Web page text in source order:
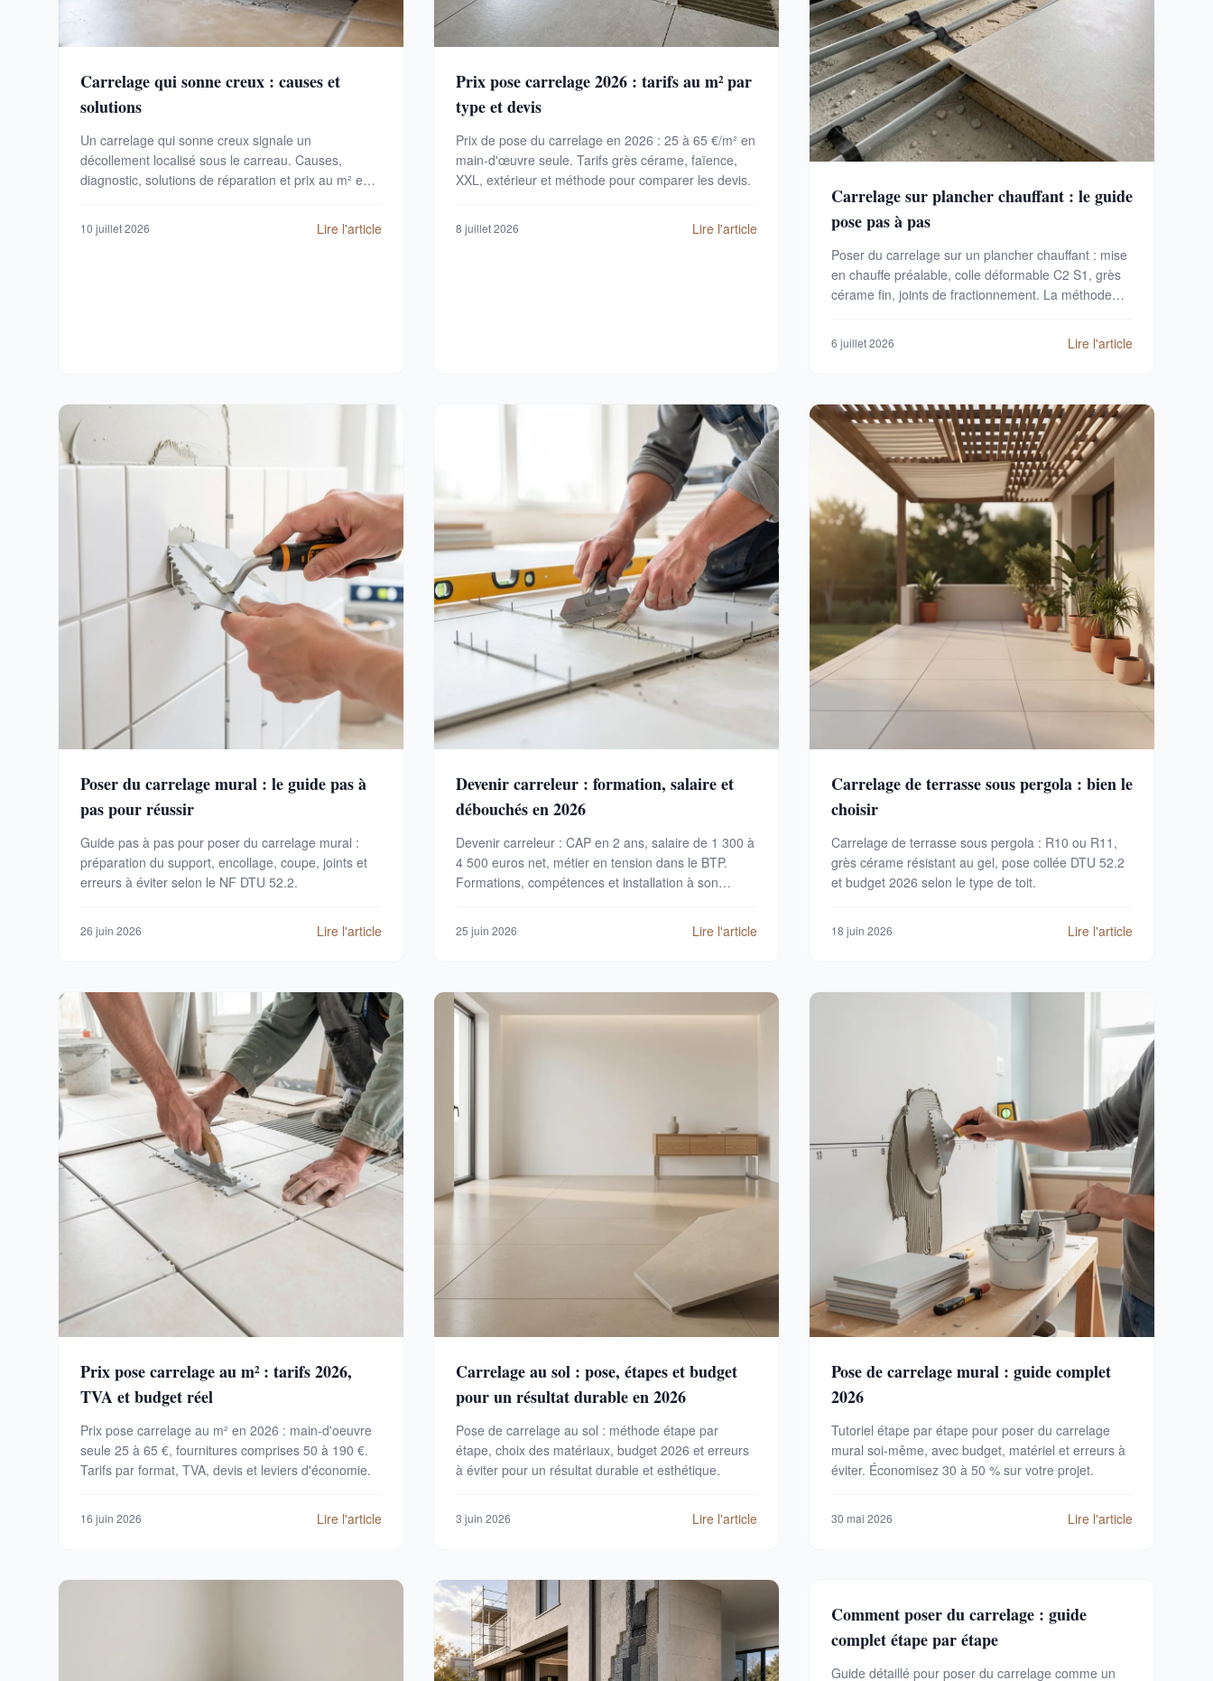
Carrelage qui sonne creux : causes et
solutions
Un carrelage qui sonne creux signale un
décollement localisé sous le carreau. Causes,
diagnostic, solutions de réparation et prix au m² en
10 juillet 2026 Lire l'article
Prix pose carrelage 2026 : tarifs au m² par
type et devis
Prix de pose du carrelage en 2026 : 25 à 65 €/m² en
main-d'œuvre seule. Tarifs grès cérame, faïence,
XXL, extérieur et méthode pour comparer les devis.
8 juillet 2026 Lire l'article
Carrelage sur plancher chauffant : le guide
pose pas à pas
Poser du carrelage sur un plancher chauffant : mise
en chauffe préalable, colle déformable C2 S1, grès
cérame fin, joints de fractionnement. La méthode
6 juillet 2026 Lire l'article
Poser du carrelage mural : le guide pas à
pas pour réussir
Guide pas à pas pour poser du carrelage mural :
préparation du support, encollage, coupe, joints et
erreurs à éviter selon le NF DTU 52.2.
26 juin 2026 Lire l'article
Devenir carreleur : formation, salaire et
débouchés en 2026
Devenir carreleur : CAP en 2 ans, salaire de 1 300 à
4 500 euros net, métier en tension dans le BTP.
Formations, compétences et installation à son
25 juin 2026 Lire l'article
Carrelage de terrasse sous pergola : bien le
choisir
Carrelage de terrasse sous pergola : R10 ou R11,
grès cérame résistant au gel, pose collée DTU 52.2
et budget 2026 selon le type de toit.
18 juin 2026 Lire l'article
Prix pose carrelage au m² : tarifs 2026,
TVA et budget réel
Prix pose carrelage au m² en 2026 : main-d'oeuvre
seule 25 à 65 €, fournitures comprises 50 à 190 €.
Tarifs par format, TVA, devis et leviers d'économie.
16 juin 2026 Lire l'article
Carrelage au sol : pose, étapes et budget
pour un résultat durable en 2026
Pose de carrelage au sol : méthode étape par
étape, choix des matériaux, budget 2026 et erreurs
à éviter pour un résultat durable et esthétique.
3 juin 2026 Lire l'article
Pose de carrelage mural : guide complet
2026
Tutoriel étape par étape pour poser du carrelage
mural soi-même, avec budget, matériel et erreurs à
éviter. Économisez 30 à 50 % sur votre projet.
30 mai 2026 Lire l'article
Comment poser du carrelage : guide
complet étape par étape
Guide détaillé pour poser du carrelage comme un